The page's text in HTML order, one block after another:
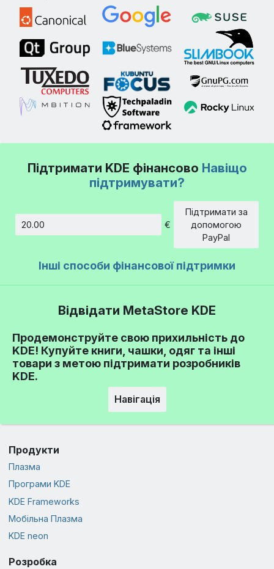
Підтримати KDE фінансово Навіщо
підтримувати?
€
Підтримати за
допомогою
PayPal
Інші способи фінансової підтримки
Відвідати MetaStore KDE
Продемонструйте свою прихильність до
KDE! Купуйте книги, чашки, одяг та інші
товари з метою підтримати розробників
KDE.
Навігація
Продукти
Плазма
Програми KDE
KDE Frameworks
Мобільна Плазма
KDE neon
Розробка